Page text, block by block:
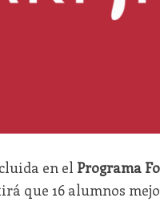
en el Programa
que 16 alumnos